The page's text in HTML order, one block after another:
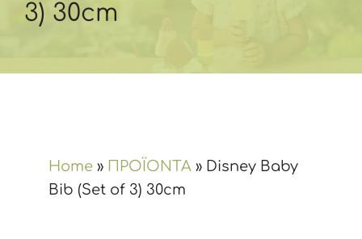
3) 30cm
Home » ΠΡΟΪΟΝΤΑ » Disney Baby
Bib (Set of 3) 30cm